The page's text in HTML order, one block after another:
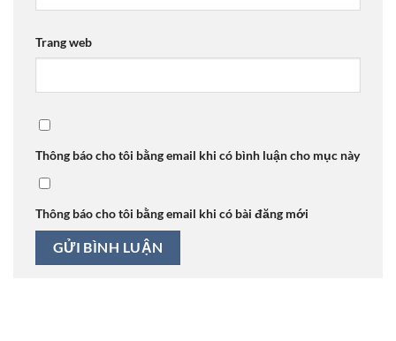
Trang web
Thông báo cho tôi bằng email khi có bình luận cho mục này
Thông báo cho tôi bằng email khi có bài đăng mới